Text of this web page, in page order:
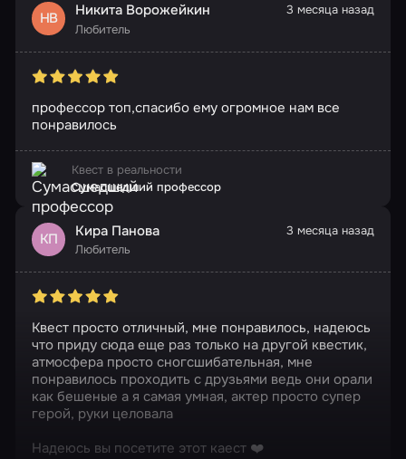
НВ Никита Ворожейкин
Любитель
3 месяца назад
профессор топ,спасибо ему огромное нам все
понравилось
Квест в реальности
Сумасшедший профессор
КП Кира Панова
Любитель
3 месяца назад
Квест просто отличный, мне понравилось, надеюсь
что приду сюда еще раз только на другой квестик,
атмосфера просто сногсшибательная, мне
понравилось проходить с друзьями ведь они орали
как бешеные а я самая умная, актер просто супер
герой, руки целовала
Надеюсь вы посетите этот каест ❤️